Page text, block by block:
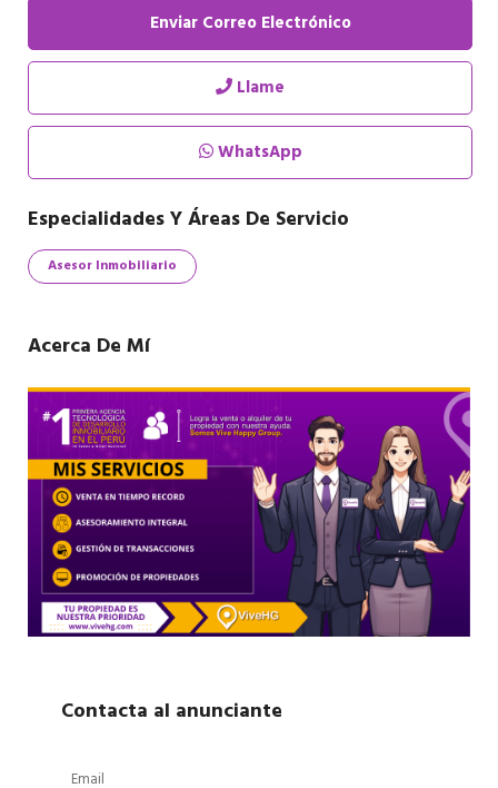
Enviar Correo Electrónico
Llame
WhatsApp
Especialidades Y Áreas De Servicio
Asesor Inmobiliario
Acerca De Mí
Contacta al anunciante